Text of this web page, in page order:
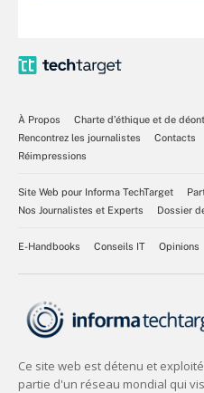
À Propos
Charte d’éthique et de
Rencontrez les journalistes
Contacts
Réimpressions
Site Web pour Informa TechTarget
Nos Journalistes et Experts
Dossier
E-Handbooks Conseils IT Opinions